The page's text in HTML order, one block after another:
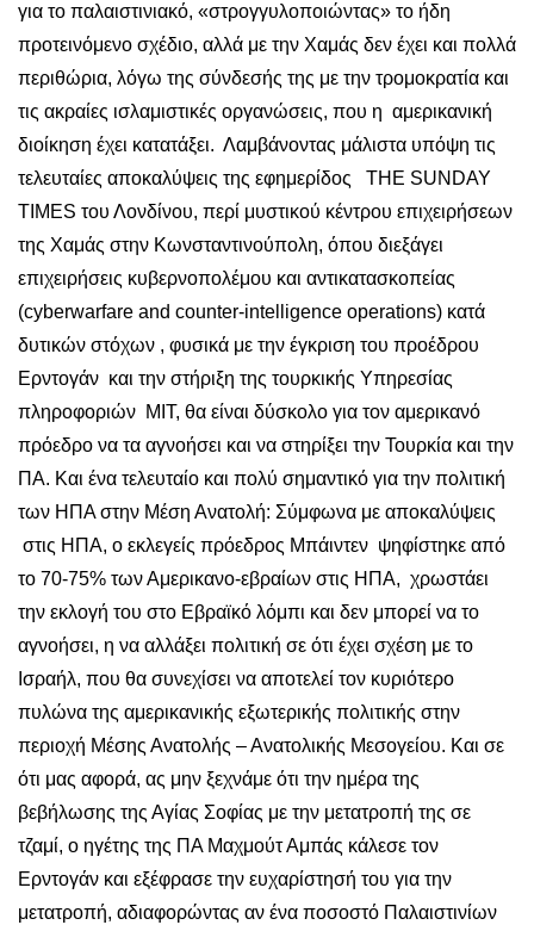
για το παλαιστινιακό, «στρογγυλοποιώντας» το ήδη
προτεινόμενο σχέδιο, αλλά με την Χαμάς δεν έχει και πολλά
περιθώρια, λόγω της σύνδεσής της με την τρομοκρατία και
τις ακραίες ισλαμιστικές οργανώσεις, που η αμερικανική
διοίκηση έχει κατατάξει. Λαμβάνοντας μάλιστα υπόψη τις
τελευταίες αποκαλύψεις της εφημερίδος THE SUNDAY
ΤΙΜΕS του Λονδίνου, περί μυστικού κέντρου επιχειρήσεων
της Χαμάς στην Κωνσταντινούπολη, όπου διεξάγει
επιχειρήσεις κυβερνοπολέμου και αντικατασκοπείας
(cyberwarfare and counter-intelligence operations) κατά
δυτικών στόχων , φυσικά με την έγκριση του προέδρου
Ερντογάν και την στήριξη της τουρκικής Υπηρεσίας
πληροφοριών ΜΙΤ, θα είναι δύσκολο για τον αμερικανό
πρόεδρο να τα αγνοήσει και να στηρίξει την Τουρκία και την
ΠΑ. Και ένα τελευταίο και πολύ σημαντικό για την πολιτική
των ΗΠΑ στην Μέση Ανατολή: Σύμφωνα με αποκαλύψεις
στις ΗΠΑ, ο εκλεγείς πρόεδρος Μπάιντεν ψηφίστηκε από
το 70-75% των Αμερικανο-εβραίων στις ΗΠΑ, χρωστάει
την εκλογή του στο Εβραϊκό λόμπι και δεν μπορεί να το
αγνοήσει, η να αλλάξει πολιτική σε ότι έχει σχέση με το
Ισραήλ, που θα συνεχίσει να αποτελεί τον κυριότερο
πυλώνα της αμερικανικής εξωτερικής πολιτικής στην
περιοχή Μέσης Ανατολής – Ανατολικής Μεσογείου. Και σε
ότι μας αφορά, ας μην ξεχνάμε ότι την ημέρα της
βεβήλωσης της Αγίας Σοφίας με την μετατροπή της σε
τζαμί, ο ηγέτης της ΠΑ Μαχμούτ Αμπάς κάλεσε τον
Ερντογάν και εξέφρασε την ευχαρίστησή του για την
μετατροπή, αδιαφορώντας αν ένα ποσοστό Παλαιστινίων